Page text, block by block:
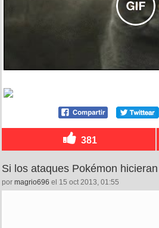
381
Si los ataques Pokémon
por magrio696 el 15 oct 2013, 01:55